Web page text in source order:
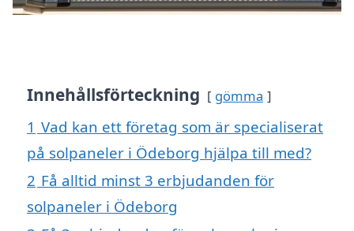
Innehållsförteckning gömma
1 Vad kan ett företag som är specialiserat
på solpaneler i Ödeborg hjälpa till med?
2 Få alltid minst 3 erbjudanden för
solpaneler i Ödeborg